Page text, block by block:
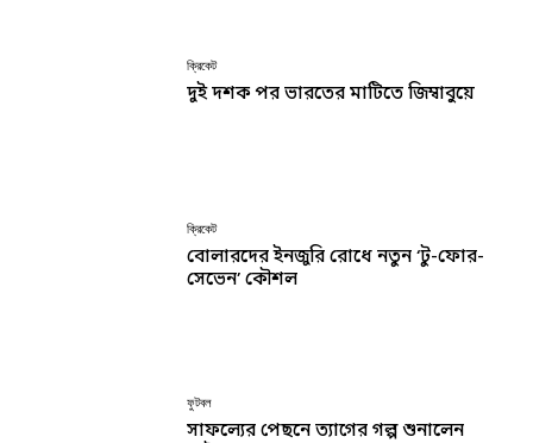
ক্রিকেট
দুই দশক পর ভারতের মাটিতে জিম্বাবুয়ে
ক্রিকেট
বোলারদের ইনজুরি রোধে নতুন ‘টু-ফোর-
সেভেন’ কৌশল
ফুটবল
সাফল্যের পেছনে ত্যাগের গল্প শুনালেন